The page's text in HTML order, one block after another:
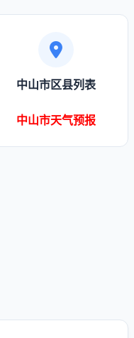
中山市区县列表
中山市天气预报